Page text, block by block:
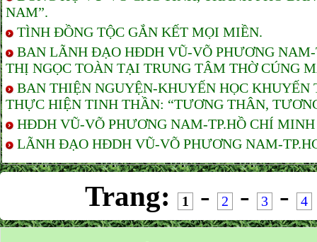
NAM”.
TÌNH ĐỒNG TỘC GẮN KẾT MỌI MIỀN.
BAN LÃNH ĐẠO HĐDH VŨ-VÕ PHƯƠNG
THỊ NGỌC TOÀN TẠI TRUNG TÂM THỜ CÚNG
BAN THIỆN NGUYỆN-KHUYẾN HỌC
THỰC HIỆN TINH THẦN: “TƯƠNG THÂN,
HĐDH VŨ-VÕ PHƯƠNG NAM-TP.HỒ CHÍ
LÃNH ĐẠO HĐDH VŨ-VÕ PHƯƠNG NAM-
Trang: 1 - 2 - 3 - 4